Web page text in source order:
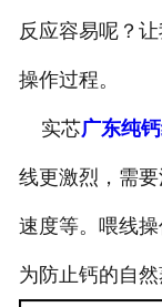
反应容易呢？
操作过程。
实芯广东纯
线更激烈，需
速度等。喂线
为防止钙的自